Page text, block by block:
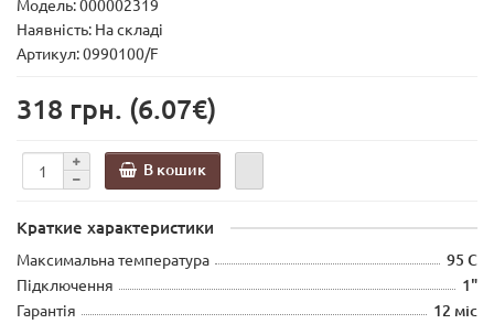
Модель:000002319
Наявність: На складі
Артикул: 0990100/F
318 грн. (6.07€)
В кошик
Краткие характеристики
Максимальна температура 95 С
Підключення 1"
Гарантія 12 міс